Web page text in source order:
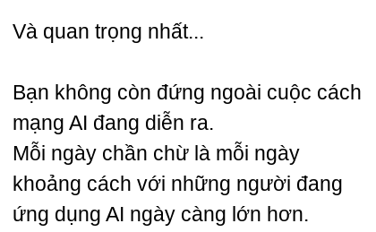
Và quan trọng nhất...
Bạn không còn đứng ngoài cuộc cách
mạng AI đang diễn ra.
Mỗi ngày chần chừ là mỗi ngày
khoảng cách với những người đang
ứng dụng AI ngày càng lớn hơn.